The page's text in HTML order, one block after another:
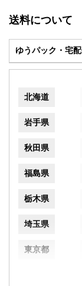
送料について
ゆうパック・宅
北海道
岩手県
秋田県
福島県
栃木県
埼玉県
東京都